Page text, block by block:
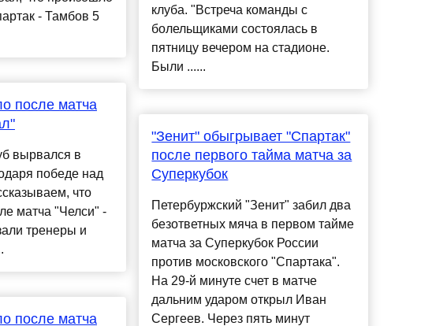
- Тамбов 5
после матча
вырвался в
победе над
что
матча "Челси" -
тренеры и
после матча
клуба. "Встреча команды с
болельщиками состоялась в
пятницу вечером на стадионе.
Были ......
"Зенит" обыгрывает "Спартак"
после первого тайма матча за
Суперкубок
Петербуржский "Зенит" забил два
безответных мяча в первом тайме
матча за Суперкубок России
против московского "Спартака".
На 29-й минуте счет в матче
дальним ударом открыл Иван
Сергеев. Через пять минут